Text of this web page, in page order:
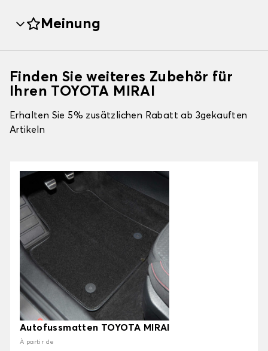
Meinung
Finden Sie weiteres Zubehör für
Ihren TOYOTA MIRAI
Erhalten Sie 5% zusätzlichen Rabatt ab 3gekauften
Artikeln
Autofussmatten TOYOTA MIRAI
À partir de